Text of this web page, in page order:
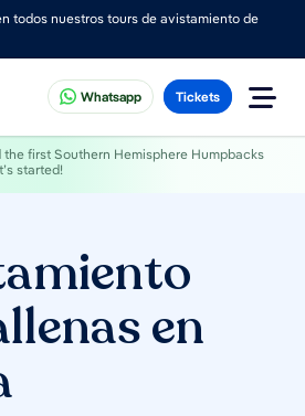
todos nuestros tours de avistamiento de
Whatsapp Tickets
the first Southern Hemisphere Humpbacks
started! de ballenas en
en